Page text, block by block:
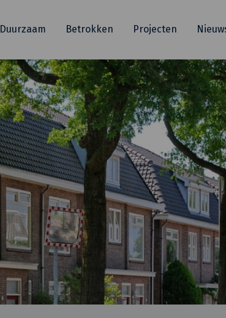
Duurzaam Betrokken Projecten